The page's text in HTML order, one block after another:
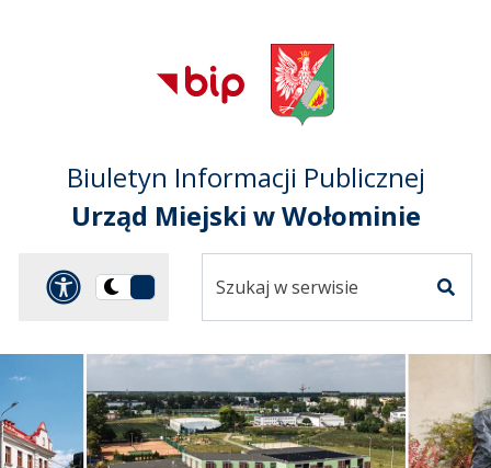
Przejdź do
głównego menu
Przejdź do treści
Przejdź do mapy
serwisu
Biuletyn Informacji Publicznej
Urząd Miejski w Wołominie
Panel dostosowania
Przełącz
ciemną
serwisie